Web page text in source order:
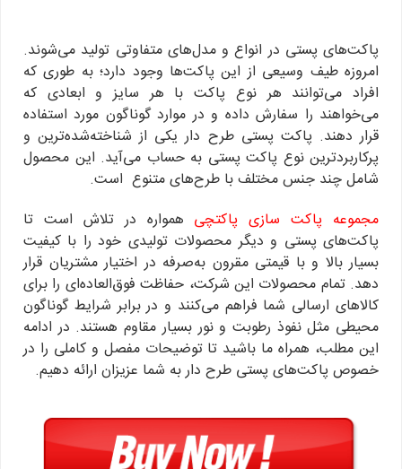
پاکت‌های پستی در انواع و مدل‌های متفاوتی تولید می‌شوند.
امروزه طیف وسیعی از این پاکت‌ها وجود دارد؛ به طوری که
افراد می‌توانند هر نوع پاکت با هر سایز و ابعادی که
می‌خواهند را سفارش داده و در موارد گوناگون مورد استفاده
قرار دهند. پاکت پستی طرح دار یکی از شناخته‌‌شده‌ترین و
پرکاربردترین نوع پاکت پستی به حساب می‌آید. این محصول
شامل چند جنس مختلف با طرح‌های متنوع است.
مجموعه پاکت سازی پاکتچی همواره در تلاش است تا
پاکت‌های پستی و دیگر محصولات تولیدی خود را با کیفیت
بسیار بالا و با قیمتی مقرون به‌صرفه در اختیار مشتریان قرار
دهد. تمام محصولات این شرکت، حفاظت فوق‌العاده‌ای را برای
کالاهای ارسالی شما فراهم می‌کنند و در برابر شرایط گوناگون
محیطی مثل نفوذ رطوبت و نور بسیار مقاوم هستند. در ادامه
این مطلب، همراه ما باشید تا توضیحات مفصل و کاملی را در
خصوص پاکت‌های پستی طرح دار به شما عزیزان ارائه دهیم.